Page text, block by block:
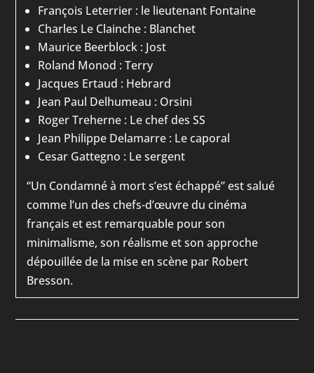
François Leterrier : le lieutenant Fontaine
Charles Le Clainche : Blanchet
Maurice Beerblock : Jost
Roland Monod : Terry
Jacques Ertaud : Hebrard
Jean Paul Delhumeau : Orsini
Roger Treherne : Le chef des SS
Jean Philippe Delamarre : Le caporal
Cesar Gattegno : Le sergent
“Un Condamné à mort s’est échappé” est salué
comme l’un des chefs-d’œuvre du cinéma
français et est remarquable pour son
minimalisme, son réalisme et son approche
dépouillée de la mise en scène par Robert
Bresson.